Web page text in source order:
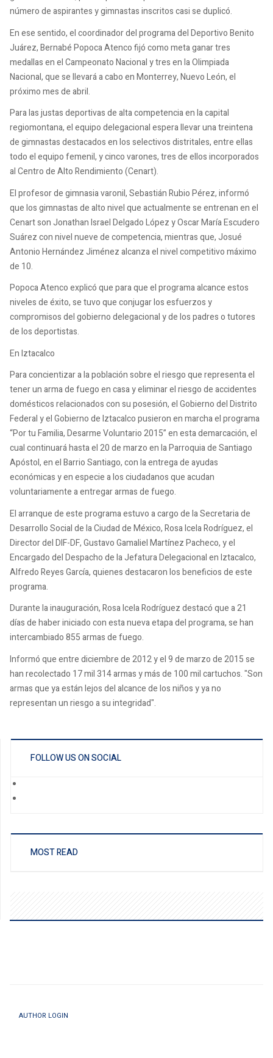
número de aspirantes y gimnastas inscritos casi se duplicó.
En ese sentido, el coordinador del programa del Deportivo Benito
Juárez, Bernabé Popoca Atenco fijó como meta ganar tres
medallas en el Campeonato Nacional y tres en la Olimpiada
Nacional, que se llevará a cabo en Monterrey, Nuevo León, el
próximo mes de abril.
Para las justas deportivas de alta competencia en la capital
regiomontana, el equipo delegacional espera llevar una treintena
de gimnastas destacados en los selectivos distritales, entre ellas
todo el equipo femenil, y cinco varones, tres de ellos incorporados
al Centro de Alto Rendimiento (Cenart).
El profesor de gimnasia varonil, Sebastián Rubio Pérez, informó
que los gimnastas de alto nivel que actualmente se entrenan en el
Cenart son Jonathan Israel Delgado López y Oscar María Escudero
Suárez con nivel nueve de competencia, mientras que, Josué
Antonio Hernández Jiménez alcanza el nivel competitivo máximo
de 10.
Popoca Atenco explicó que para que el programa alcance estos
niveles de éxito, se tuvo que conjugar los esfuerzos y
compromisos del gobierno delegacional y de los padres o tutores
de los deportistas.
En Iztacalco
Para concientizar a la población sobre el riesgo que representa el
tener un arma de fuego en casa y eliminar el riesgo de accidentes
domésticos relacionados con su posesión, el Gobierno del Distrito
Federal y el Gobierno de Iztacalco pusieron en marcha el programa
“Por tu Familia, Desarme Voluntario 2015” en esta demarcación, el
cual continuará hasta el 20 de marzo en la Parroquia de Santiago
Apóstol, en el Barrio Santiago, con la entrega de ayudas
económicas y en especie a los ciudadanos que acudan
voluntariamente a entregar armas de fuego.
El arranque de este programa estuvo a cargo de la Secretaria de
Desarrollo Social de la Ciudad de México, Rosa Icela Rodríguez, el
Director del DIF-DF, Gustavo Gamaliel Martínez Pacheco, y el
Encargado del Despacho de la Jefatura Delegacional en Iztacalco,
Alfredo Reyes García, quienes destacaron los beneficios de este
programa.
Durante la inauguración, Rosa Icela Rodríguez destacó que a 21
días de haber iniciado con esta nueva etapa del programa, se han
intercambiado 855 armas de fuego.
Informó que entre diciembre de 2012 y el 9 de marzo de 2015 se
han recolectado 17 mil 314 armas y más de 100 mil cartuchos. "Son
armas que ya están lejos del alcance de los niños y ya no
representan un riesgo a su integridad".
FOLLOW US ON SOCIAL
MOST READ
AUTHOR LOGIN